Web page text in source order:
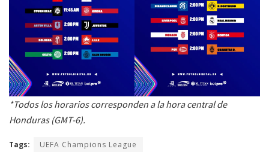
*Todos los horarios corresponden a la hora central de
Honduras (GMT-6).
Tags: UEFA Champions League